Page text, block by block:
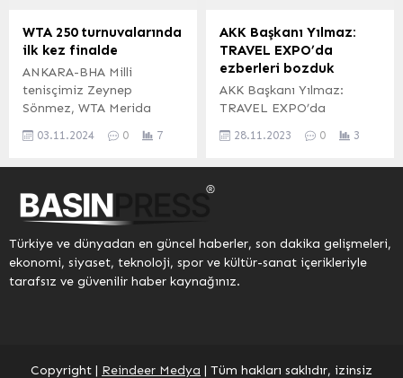
Sakarya’nın içme suyu
kaynaklarını korumak ve
israf olmasının önüne
geçmek için şehir
genelinde kayıp...
engelliler ve diğer
dezavantajlı grupların
sosyal, ekonomik, kültürel
güçlenmesini hedefleyen
plan Osmaniye Milletvekili
ve CHP Kadın Kolları Genel
WTA 250 turnuvalarında
ilk kez finalde
ANKARA-BHA Milli
tenisçimiz Zeynep
Sönmez, WTA Merida
başarıya imza atarak
Korneeva’yı 7-6 ve 6-2’lik
setlerle mağlup eden
karşılaşmada üstün bir
performans sergiledi. Bu
zafer, Zeynep Sönmez’in
03.11.2024 0 7
AKK Başkanı Yılmaz:
TRAVEL EXPO’da
ezberleri bozduk
AKK Başkanı Yılmaz:
TRAVEL EXPO’da
İbrahim Yılmaz,
bir noktada olduğunu ve
fuarı 70 bin insanın
ziyaret ettiğini vurgulayan
28.11.2023 0 3
Türkiye ve dünyadan en güncel haberler, son dakika gelişmeleri,
ekonomi, siyaset, teknoloji, spor ve kültür-sanat içerikleriyle
tarafsız ve güvenilir haber kaynağınız.
Copyright | Reindeer Medya | Tüm hakları saklıdır, izinsiz